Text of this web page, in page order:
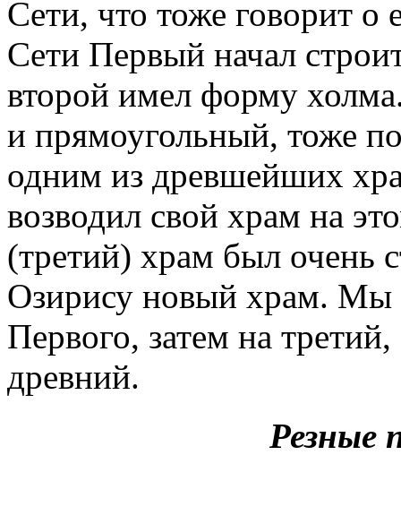
Сети, что тоже говорит о
Сети Первый начал
второй имел форму
и прямоугольный, тоже
одним из древшейших
возводил свой храм на
(третий) храм был очень
Озирису новый храм. Мы
Первого, затем на
древний.
Резные